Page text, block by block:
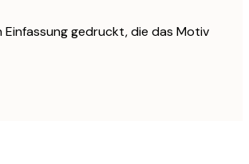
gedruckt, die das Motiv